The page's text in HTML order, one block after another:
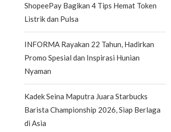
ShopeePay Bagikan 4 Tips Hemat Token
Listrik dan Pulsa
INFORMA Rayakan 22 Tahun, Hadirkan
Promo Spesial dan Inspirasi Hunian
Nyaman
Kadek Seina Maputra Juara Starbucks
Barista Championship 2026, Siap Berlaga
di Asia